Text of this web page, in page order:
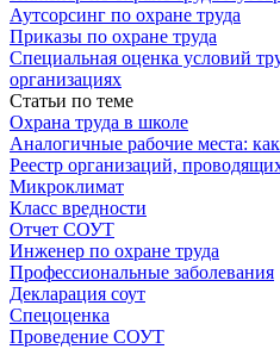
Аутсорсинг по охране труда
Приказы по охране труда
Специальная оценка условий
организациях
Статьи по теме
Охрана труда в школе
Аналогичные рабочие места:
Реестр организаций,
Микроклимат
Класс вредности
Отчет СОУТ
Инженер по охране труда
Профессиональные заболевания
Декларация соут
Спецоценка
Проведение СОУТ